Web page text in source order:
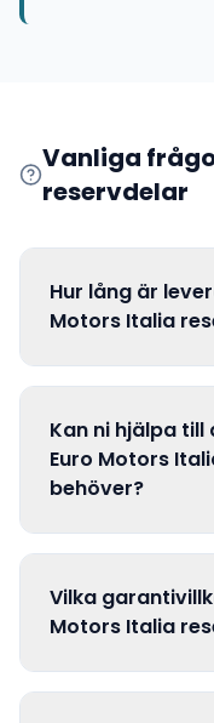
Vanliga
reservdelar
Hur lång är
Motors Italia
Kan ni hjälpa
Euro Motors
behöver?
Vilka
Motors Italia